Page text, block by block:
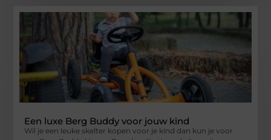
Een luxe Berg Buddy voor jouw kind
Wil je een leuke skelter kopen voor je kind dan kun je voor